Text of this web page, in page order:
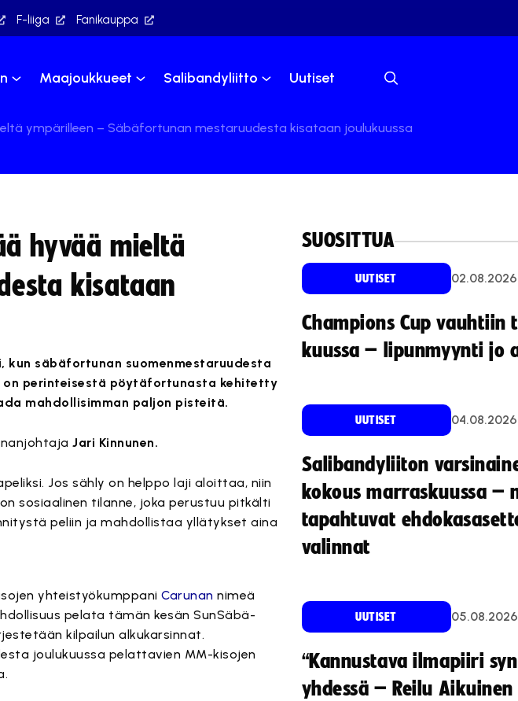
F-liiga Fanikauppa
Maajoukkueet Salibandyliitto Uutiset
ympärilleen – Säbäfortunan mestaruudesta kisataan joulukuussa
hyvää mieltä
kisataan
kun säbäfortunan suomenmestaruudesta
on perinteisestä pöytäfortunasta kehitetty
mahdollisimman paljon pisteitä.
Jari Kinnunen.
Jos sähly on helppo laji aloittaa, niin
sosiaalinen tilanne, joka perustuu pitkälti
peliin ja mahdollistaa yllätykset aina
markkinointievästeitä.
yhteistyökumppaniCarunan nimeä
pelata tämän kesän SunSäbä-
kilpailun alkukarsinnat.
joulukuussa pelattavien MM-kisojen
SUOSITTUA
UUTISET 02.08.2026
Champions Cup vauhtiin
kuussa – lipunmyynti jo
UUTISET 04.08.2026
Salibandyliiton
kokous marraskuussa –
tapahtuvat
valinnat
UUTISET 05.08.2026
“Kannustava ilmapiiri
yhdessä – Reilu